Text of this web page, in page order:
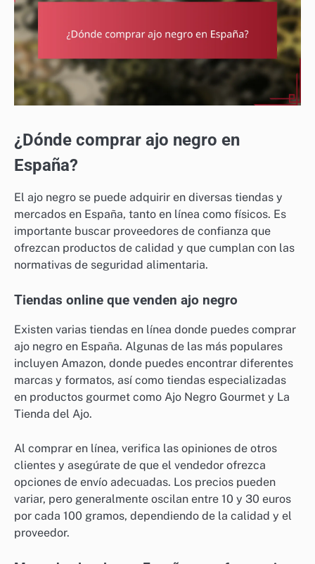
¿Dónde comprar ajo negro en
España?
El ajo negro se puede adquirir en diversas tiendas y
mercados en España, tanto en línea como físicos. Es
importante buscar proveedores de confianza que
ofrezcan productos de calidad y que cumplan con las
normativas de seguridad alimentaria.
Tiendas online que venden ajo negro
Existen varias tiendas en línea donde puedes comprar
ajo negro en España. Algunas de las más populares
incluyen Amazon, donde puedes encontrar diferentes
marcas y formatos, así como tiendas especializadas
en productos gourmet como Ajo Negro Gourmet y La
Tienda del Ajo.
Al comprar en línea, verifica las opiniones de otros
clientes y asegúrate de que el vendedor ofrezca
opciones de envío adecuadas. Los precios pueden
variar, pero generalmente oscilan entre 10 y 30 euros
por cada 100 gramos, dependiendo de la calidad y el
proveedor.